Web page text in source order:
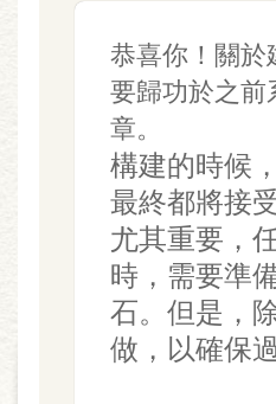
恭喜你！關於
要歸功於之前
章。
構建的時候
最終都將接
尤其重要，
時，需要準
石。但是，
做，以確保